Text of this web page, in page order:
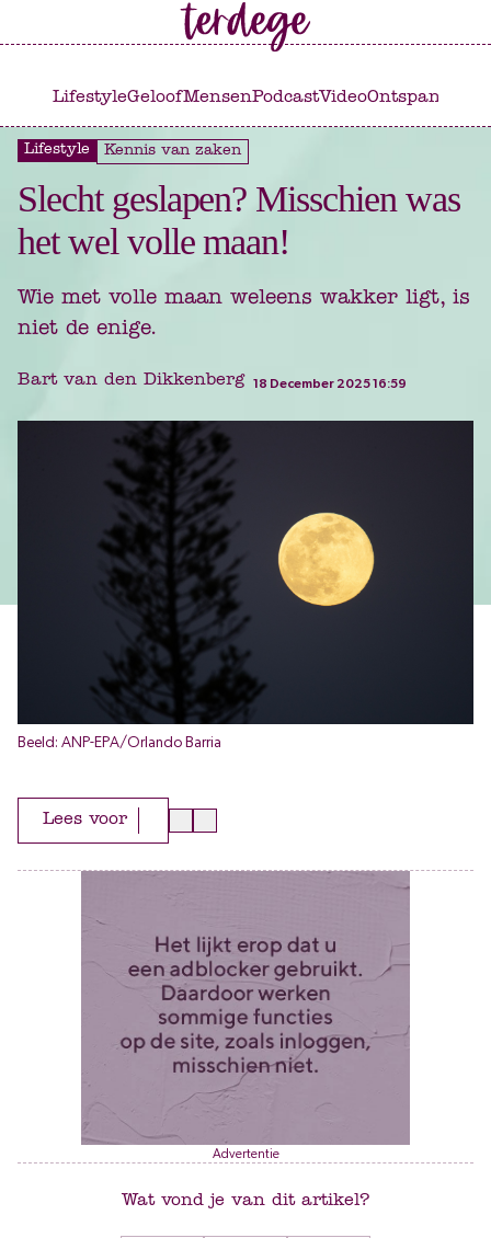
LifestyleGeloofMensenPodcastVideoOntspannen
Lifestyle Kennis van zaken
Slecht geslapen? Misschien was
het wel volle maan!
Wie met volle maan weleens wakker ligt, is
niet de enige.
Bart van den Dikkenberg 18 December 2025 16:59
Beeld: ANP-EPA/Orlando Barria
Lees voor
Advertentie
Wat vond je van dit artikel?